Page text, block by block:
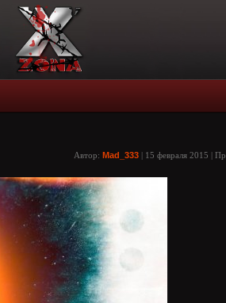
Автор: Mad_333 | 15 февраля 2015 |